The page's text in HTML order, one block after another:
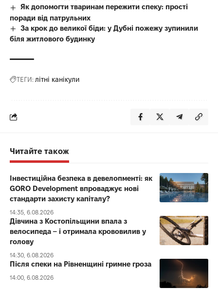
Як допомогти тваринам пережити спеку: прості
поради від патрульних
За крок до великої біди: у Дубні пожежу зупинили
біля житлового будинку
ТЕГИ: літні канікули
Читайте також
Інвестиційна безпека в девелопменті: як
GORO Development впроваджує нові
стандарти захисту капіталу?
14:35, 6.08.2026
Дівчина з Костопільщини впала з
велосипеда – і отримала крововилив у
голову
14:30, 6.08.2026
Після спеки на Рівненщині гримне гроза
14:00, 6.08.2026